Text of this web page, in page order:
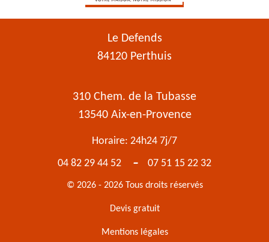
Le Defends
84120 Perthuis
310 Chem. de la Tubasse
13540 Aix-en-Provence
Horaire: 24h24 7j/7
04 82 29 44 52
- 07 51 15 22 32
© 2026 - 2026 Tous droits réservés
Devis gratuit
Mentions légales